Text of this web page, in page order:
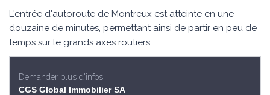
L'entrée d'autoroute de Montreux est atteinte en une
douzaine de minutes, permettant ainsi de partir en peu de
temps sur le grands axes routiers.
Demander plus d'infos
CGS Global Immobilier SA